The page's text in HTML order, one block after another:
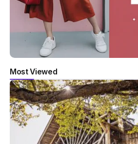
Most Viewed